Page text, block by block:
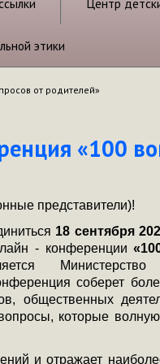
Центр
этики
от родителей»
«100
18 сентября
- конференции
Министерство
соберет
общественных
которые
и отражает